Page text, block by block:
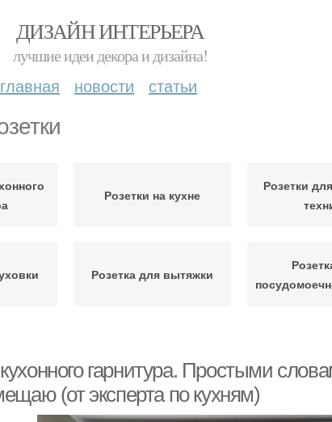
ДИЗАЙН ИНТЕРЬЕРА
лучшие идеи декора и дизайна!
главная новости статьи
Розетки на кухне
Розетки
Розетка для вытяжки
гарнитура. Простыми
(от эксперта по кухням)